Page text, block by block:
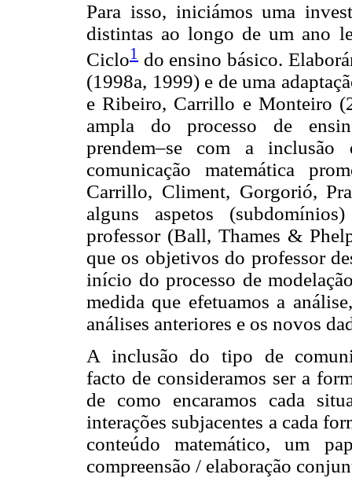
Para isso, iniciámos uma
distintas ao longo de um ano
Ciclo1 do ensino básico.
(1998a, 1999) e de uma
e Ribeiro, Carrillo e Monteiro
ampla do processo de
prendem–se com a
comunicação matemática
Carrillo, Climent, Gorgorió,
alguns aspetos
professor (Ball, Thames &
que os objetivos do professor
início do processo de
medida que efetuamos a
análises anteriores e os novos
A inclusão do tipo de
facto de consideramos ser a
de como encaramos cada
interações subjacentes a cada
conteúdo matemático, um
compreensão / elaboração